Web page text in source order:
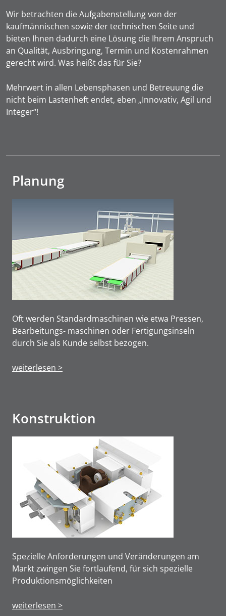
Wir betrachten die Aufgabenstellung von der
kaufmännischen sowie der technischen Seite und
bieten Ihnen dadurch eine Lösung die Ihrem Anspruch
an Qualität, Ausbringung, Termin und Kostenrahmen
gerecht wird. Was heißt das für Sie?
Mehrwert in allen Lebensphasen und Betreuung die
nicht beim Lastenheft endet, eben „Innovativ, Agil und
Integer“!
Planung
Oft werden Standardmaschinen wie etwa Pressen,
Bearbeitungs- maschinen oder Fertigungsinseln
durch Sie als Kunde selbst bezogen.
weiterlesen >
Konstruktion
Spezielle Anforderungen und Veränderungen am
Markt zwingen Sie fortlaufend, für sich spezielle
Produktions­möglichkeiten
weiterlesen >